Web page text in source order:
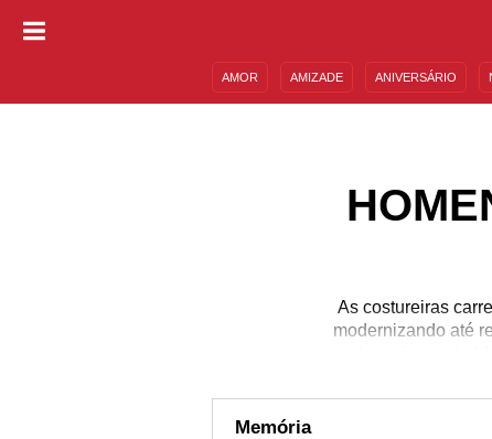
AMOR AMIZADE ANIVERSÁRIO
As costureiras
modernizando até
costureira exige muito!
uma peça, ela está
a costureira está
Memória